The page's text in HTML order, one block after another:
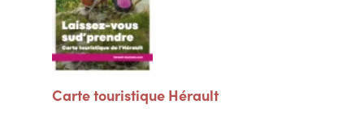
Carte touristique Hérault